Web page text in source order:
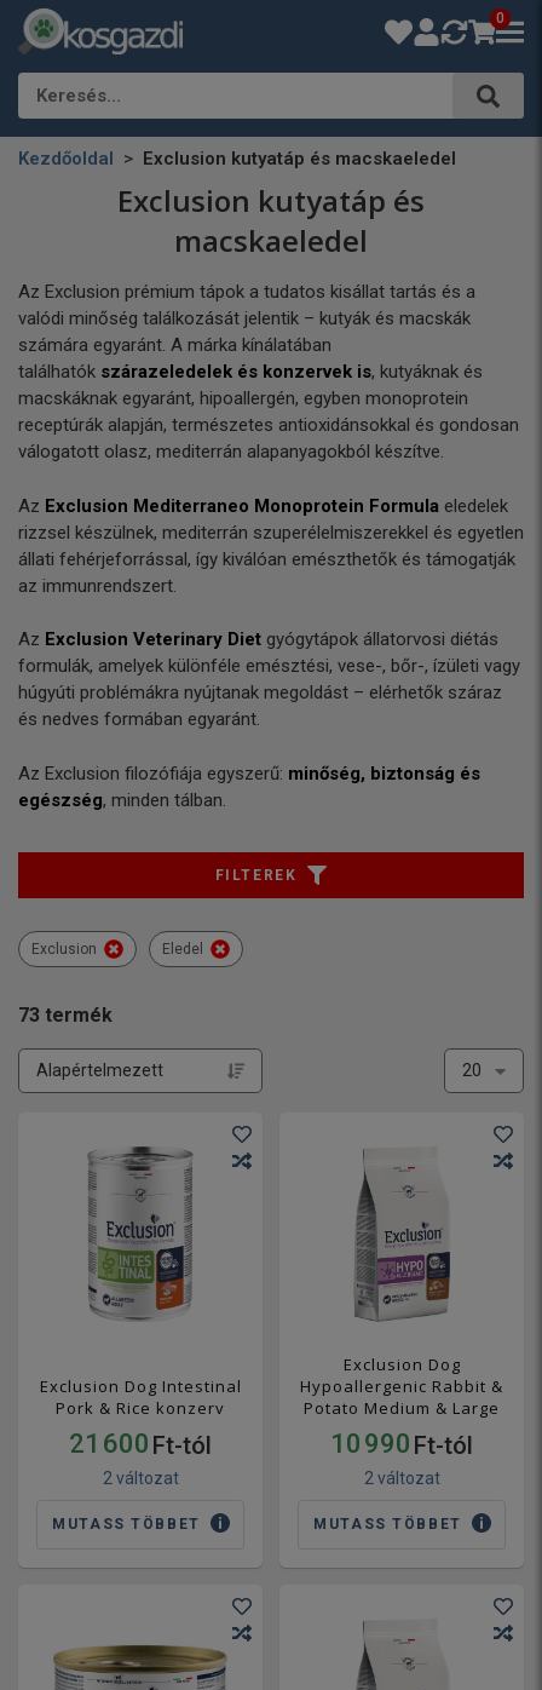
0
Keresés…
Kezdőoldal Exclusion kutyatáp és macskaeledel
Exclusion kutyatáp és
macskaeledel
Az Exclusion prémium tápok a tudatos kisállat tartás és a
valódi minőség találkozását jelentik – kutyák és macskák
számára egyaránt. A márka kínálatában
találhatók szárazeledelek és konzervek is, kutyáknak és
macskáknak egyaránt, hipoallergén, egyben monoprotein
receptúrák alapján, természetes antioxidánsokkal és gondosan
válogatott olasz, mediterrán alapanyagokból készítve.
Az Exclusion Mediterraneo Monoprotein Formula eledelek
rizzsel készülnek, mediterrán szuperélelmiszerekkel és egyetlen
állati fehérjeforrással, így kiválóan emészthetők és támogatják
az immunrendszert.
Az Exclusion Veterinary Diet gyógytápok állatorvosi diétás
formulák, amelyek különféle emésztési, vese-, bőr-, ízületi vagy
húgyúti problémákra nyújtanak megoldást – elérhetők száraz
és nedves formában egyaránt.
Az Exclusion filozófiája egyszerű: minőség, biztonság és
egészség, minden tálban.
73 termék
FILTEREK
Exclusion Eledel
Exclusion Dog Intestinal
Pork & Rice konzerv
21 600 Ft-tól
2 változat
MUTASS TÖBBET
Exclusion Dog
Hypoallergenic Rabbit &
Potato Medium & Large
10 990 Ft-tól
2 változat
MUTASS TÖBBET